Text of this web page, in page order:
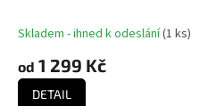
MISTŘI 2024 CCM Fandres
Skladem - ihned k odeslání(1 ks)
od 1 299 Kč
DETAIL